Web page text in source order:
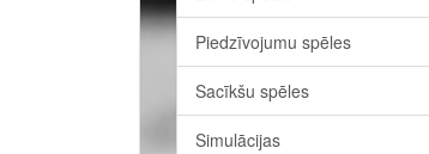
Piedzīvojumu spēles
Sacīkšu spēles
Simulācijas